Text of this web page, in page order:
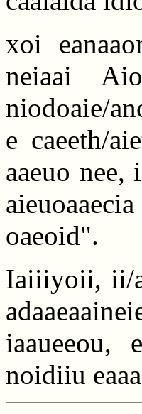
xoi
neiaai
niodoaie/
e caeeth/
aaeuo nee,
oaeoid".
Iaiiiyoii, ii/
iaaueeou,
noidiiu